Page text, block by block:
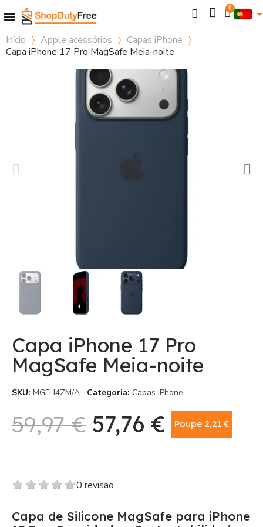
Início Apple acessórios
Capas iPhone
Capa iPhone 17 Pro MagSafe Meia-noite
Capa iPhone 17 Pro
MagSafe Meia-noite
SKU MGFH4ZM/A Categoria Capas iPhone
59,97 € 57,76 € Poupe 2,21 €
0 revisão
Capa de Silicone MagSafe para iPhone